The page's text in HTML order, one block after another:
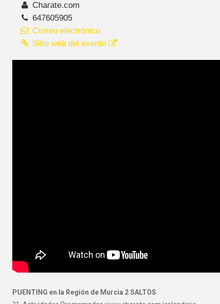
Charate.com
647605905
Correo electrónico
Sitio web del evento
PUENTING en la Región de Murcia 2 SALTOS